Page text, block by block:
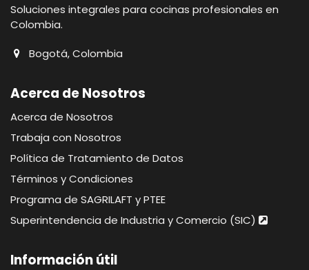
Soluciones integrales para cocinas profesionales en
Colombia.
Bogotá, Colombia
Acerca de Nosotros
Acerca de Nosotros
Trabaja con Nosotros
Política de Tratamiento de Datos
Términos y Condiciones
Programa de SAGRILAFT y PTEE
Superintendencia de Industria y Comercio (SIC)
Información útil​​​